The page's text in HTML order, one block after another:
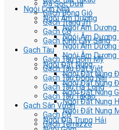
Đá Sọc Dưa
Gạch Bông Gió
Gạch Trang Trí
Gạch Cổ
Gạch Kính Lấy Sáng
Gạch Tàu
Gạch Tàu Gốm Mỹ
Gạch Tàu Đất Việt
Gạch Tàu Đồng Nai
Gạch Tàu Hạ Long
Gạch Tàu Takao
Gạch Sân Vườn
Gạch Cổ
Gạch Terrazzo
Ngói Lợp Nhà
Ngói Âm Dương
Ngói Âm Dương
Ngói Âm Dương
Ngói Âm Dương
Ngói Âm Dương
Ngói Đất Nung
Ngói Đất Nung
Ngói Đất Nung
Ngói Đất Nung
Ngói Đất Nung
Ngói Đất Nung
Ngói Địa Trung Hải